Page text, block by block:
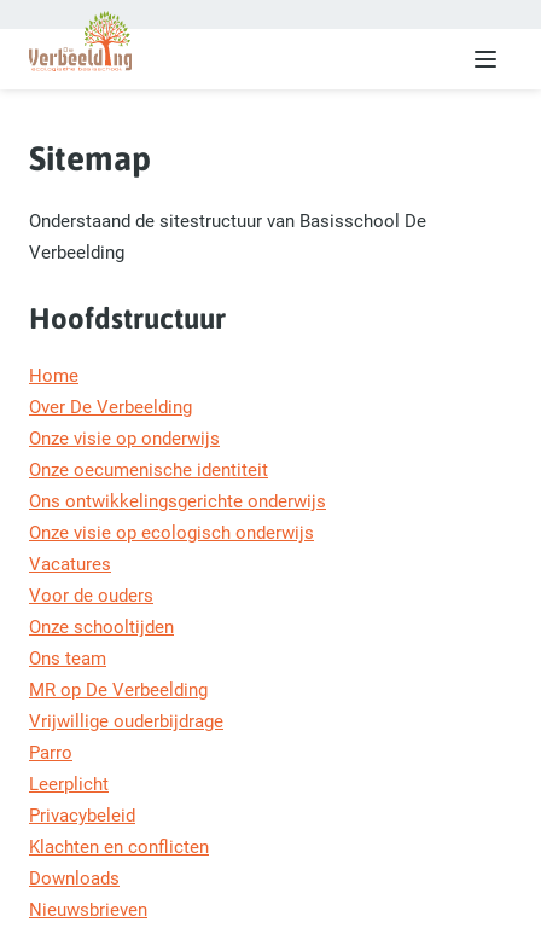
Menu
Sitemap
Onderstaand de sitestructuur van Basisschool De
Verbeelding
Hoofdstructuur
Home
Over De Verbeelding
Onze visie op onderwijs
Onze oecumenische identiteit
Ons ontwikkelingsgerichte onderwijs
Onze visie op ecologisch onderwijs
Vacatures
Voor de ouders
Onze schooltijden
Ons team
MR op De Verbeelding
Vrijwillige ouderbijdrage
Parro
Leerplicht
Privacybeleid
Klachten en conflicten
Downloads
Nieuwsbrieven